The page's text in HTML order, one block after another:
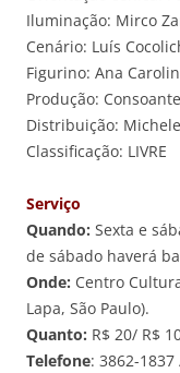
Iluminação: Mirco
Cenário: Luís
Figurino: Ana
Produção:
Distribuição:
Classificação: LIVRE
Serviço
Quando: Sexta e
de sábado haverá
Onde: Centro
Lapa, São Paulo).
Quanto: R$ 20/ R$
Telefone: 3862-